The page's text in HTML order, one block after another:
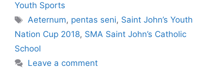
Youth Sports
Aeternum, pentas seni, Saint John’s Youth
Nation Cup 2018, SMA Saint John’s Catholic
School
Leave a comment